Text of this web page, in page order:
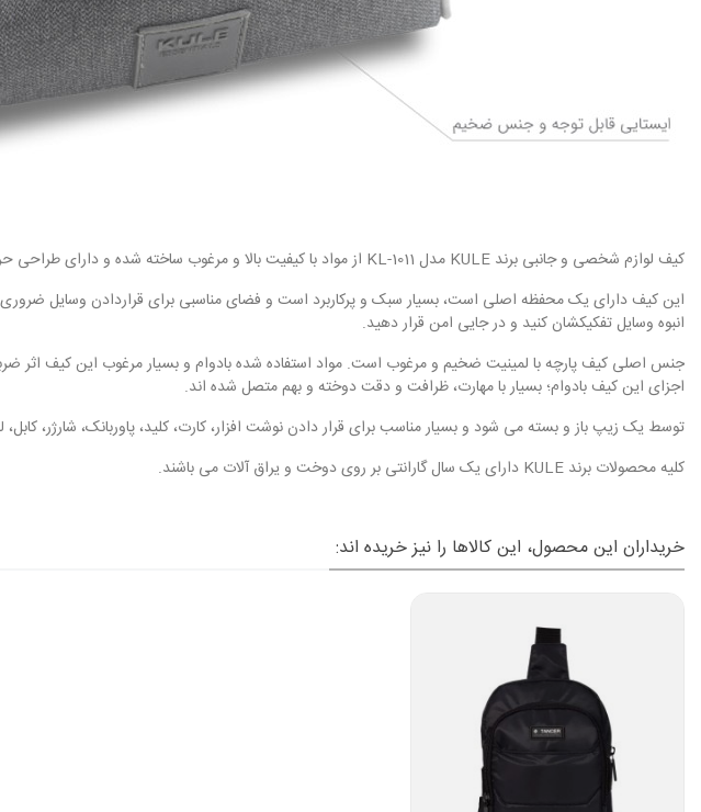
کیف لوازم شخصی و جانبی برند KULE مدل KL-1011 از مواد با کیفیت بالا و مرغوب ساخته شده و دارای طراحی حرفه ای و بسیار کاربردی است.
انبوه وسایل تفکیکشان کنید و در جایی امن قرار دهید.
جنس اصلی کیف پارچه با لمینیت ضخیم و مرغوب است. مواد استفاده شده بادوام و بسیار مرغوب این کیف اثر
اجزای این کیف بادوام؛ بسیار با مهارت، ظرافت و دقت دوخته و بهم متصل شده اند.
توسط یک زیپ باز و بسته می شود و بسیار مناسب برای قرار دادن نوشت افزار، کارت، کلید، پاوربانک، شارژر،
کلیه محصولات برند KULE دارای یک سال گارانتی بر روی دوخت و یراق آلات می باشند.
خریداران این محصول، این کالاها را نیز خریده اند: